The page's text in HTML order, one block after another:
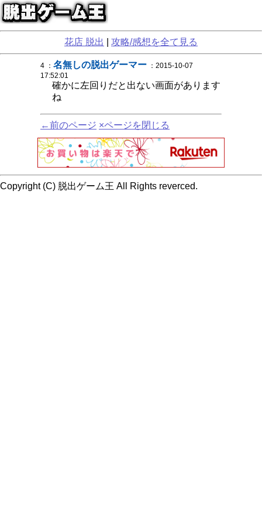
花店 脱出 攻略/感想を全て見る
4 ： 名無しの脱出ゲーマー ：2015-10-07
17:52:01
確かに左回りだと出ない画面があります
ね
←前のページ ×ページを閉じる
Copyright (C) 脱出ゲーム王 All Rights reverced.